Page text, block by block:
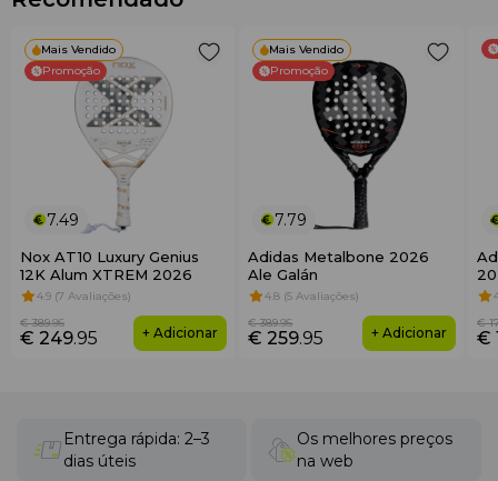
Mais Vendido
Promoção
7.49
Nox AT10 Luxury Genius
12K Alum XTREM 2026
4.9 (7 Avaliações)
€ 249.95
€ 389.95
+ Adicionar
Mais Vendido
Promoção
7.79
Adidas Metalbone 2026
Ale Galán
4.8 (5 Avaliações)
€ 259.95
€ 389.95
+ Adicionar €
€
Entrega rápida: 2–3
dias úteis
Os melhores preços
na web